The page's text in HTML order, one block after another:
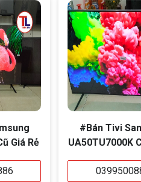
Giá Rẻ
#Bán Tivi
UA50TU7000K